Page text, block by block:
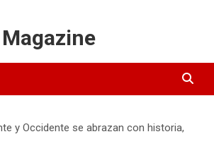
y Occidente se abrazan con historia,